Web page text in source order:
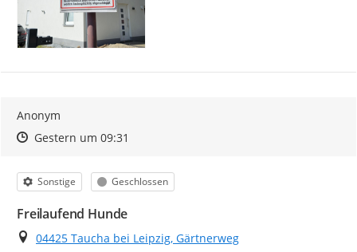
Anonym
Zeitpunkt des Erstellens
Zeitpunkt des Erstellens
Gestern um 09:31
Kategorie
Sonstige Status
Geschlossen
Freilaufend Hunde
Ort
04425 Taucha bei Leipzig, Gärtnerweg